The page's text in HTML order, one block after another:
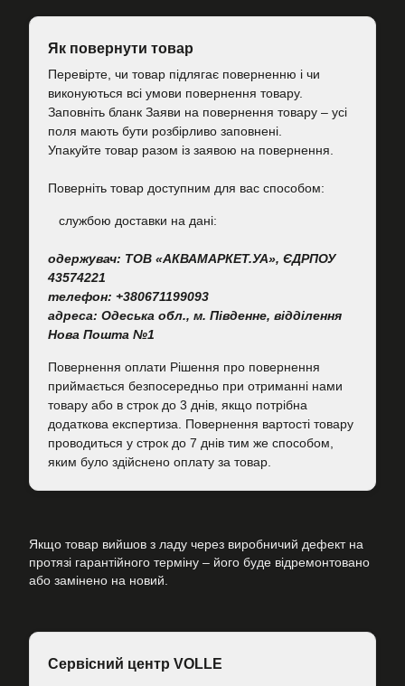
Як повернути товар
Перевірте, чи товар підлягає поверненню і чи
виконуються всі умови повернення товару.
Заповніть бланк Заяви на повернення товару – усі
поля мають бути розбірливо заповнені.
Упакуйте товар разом із заявою на повернення.
Поверніть товар доступним для вас способом:
cлужбою доставки на дані:
одержувач: ТОВ «АКВАМАРКЕТ.УА», ЄДРПОУ
43574221
телефон: +380671199093
адреса: Одеська обл., м. Південне, відділення
Нова Пошта №1
Повернення оплати Рішення про повернення
приймається безпосередньо при отриманні нами
товару або в строк до 3 днів, якщо потрібна
додаткова експертиза. Повернення вартості товару
проводиться у строк до 7 днів тим же способом,
яким було здійснено оплату за товар.
Якщо товар вийшов з ладу через виробничий дефект на
протязі гарантійного терміну – його буде відремонтовано
або замінено на новий.
Сервісний центр VOLLE